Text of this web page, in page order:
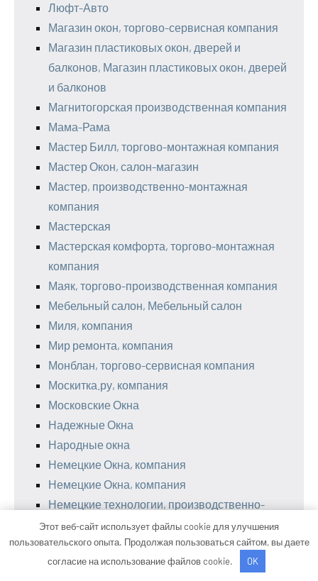
Люфт-Авто
Магазин окон, торгово-сервисная компания
Магазин пластиковых окон, дверей и
балконов, Магазин пластиковых окон, дверей
и балконов
Магнитогорская производственная компания
Мама-Рама
Мастер Билл, торгово-монтажная компания
Мастер Окон, салон-магазин
Мастер, производственно-монтажная
компания
Мастерская
Мастерская комфорта, торгово-монтажная
компания
Маяк, торгово-производственная компания
Мебельный салон, Мебельный салон
Миля, компания
Мир ремонта, компания
Монблан, торгово-сервисная компания
Москитка.ру, компания
Московские Окна
Надежные Окна
Народные окна
Немецкие Окна, компания
Немецкие Окна, компания
Немецкие технологии, производственно-
сервисная компания
Нк-рти-сервис
Новые Окна, завод
Этот веб-сайт использует файлы cookie для улучшения
пользовательского опыта. Продолжая пользоваться сайтом, вы даете
согласие на использование файлов cookie.
OK